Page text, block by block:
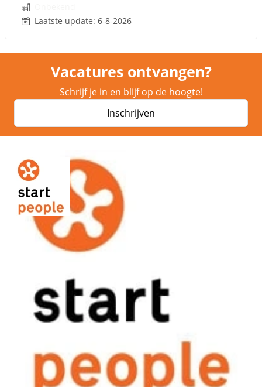
Laatste update: 6-8-2026
Vacatures ontvangen?
Schrijf je in en blijf op de hoogte!
Inschrijven